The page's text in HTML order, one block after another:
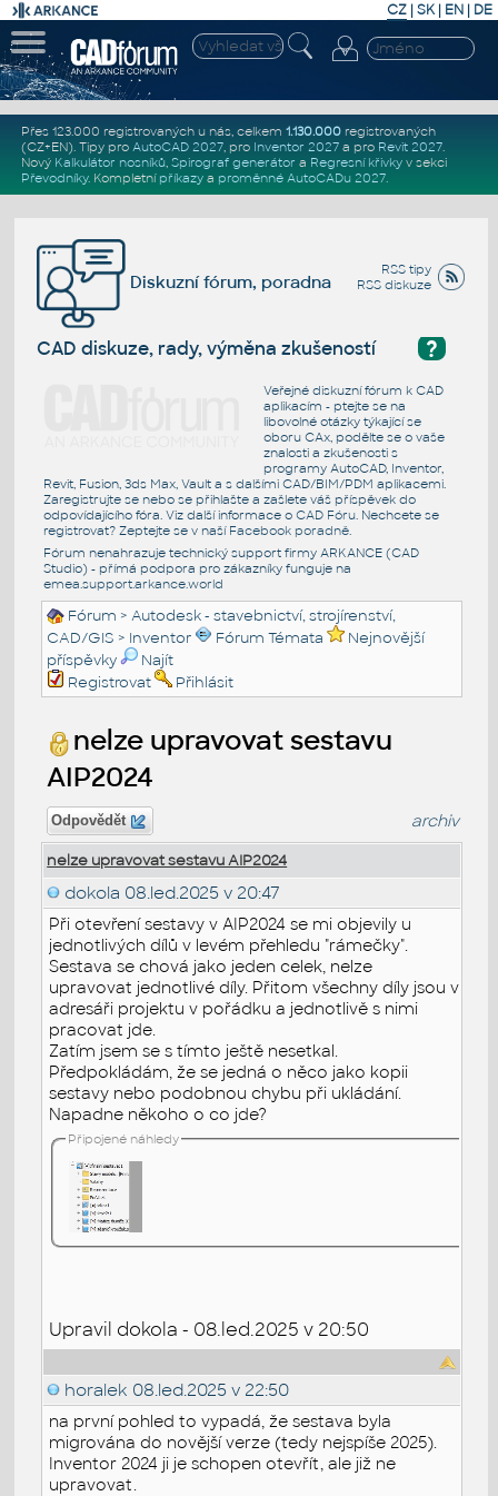
CZ | SK| EN | DE
Přes 123.000 registrovaných u nás, celkem 1.130.000registrovaných
(CZ+EN). Tipy pro AutoCAD 2027, pro Inventor 2027a pro Revit 2027.
Nový Kalkulátor nosníků, Spirograf generátor a Regresní křivkyv sekci
Převodníky. Kompletní příkazya proměnné AutoCADu 2027.
RSS tipy
RSS diskuze
Diskuzní fórum, poradna
?
CAD diskuze, rady, výměna zkušeností
Veřejné diskuzní fórum k CAD
aplikacím - ptejte se na
libovolné otázky týkající se
oboru CAx, podělte se o vaše
znalosti a zkušenosti s
programy AutoCAD, Inventor,
Revit, Fusion, 3ds Max, Vault a s dalšími CAD/BIM/PDM aplikacemi.
Zaregistrujte se nebo se přihlašte a zašlete váš příspěvek do
odpovídajícího fóra. Viz další informace o CAD Fóru. Nechcete se
registrovat? Zeptejte se v naší Facebook poradně.
Fórum nenahrazuje technický support firmy ARKANCE (CAD
Studio) - přímá podpora pro zákazníky funguje na
emea.support.arkance.world
Fórum >Autodesk - stavebnictví, strojírenství,
CAD/GIS > Inventor Fórum Témata
Nejnovější
příspěvky
Najít
Registrovat
Přihlásit
nelze upravovat sestavu
AIP2024
Odpovědět archiv
nelze upravovat sestavu AIP2024
dokola 08.led.2025 v 20:47
Při otevření sestavy v AIP2024 se mi objevily u
jednotlivých dílů v levém přehledu "rámečky".
Sestava se chová jako jeden celek, nelze
upravovat jednotlivé díly. Přitom všechny díly jsou v
adresáři projektu v pořádku a jednotlivě s nimi
pracovat jde.
Zatím jsem se s tímto ještě nesetkal.
Předpokládám, že se jedná o něco jako kopii
sestavy nebo podobnou chybu při ukládání.
Napadne někoho o co jde?
Připojené náhledy
Upravil dokola - 08.led.2025 v 20:50
horalek 08.led.2025 v 22:50
na první pohled to vypadá, že sestava byla
migrována do novější verze (tedy nejspíše 2025).
Inventor 2024 ji je schopen otevřít, ale již ne
upravovat.